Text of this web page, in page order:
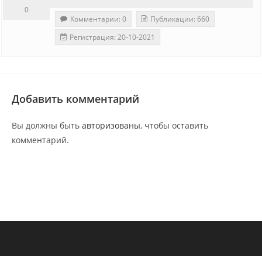
0
Комментарии: 0
Публикации: 660
Регистрация: 20-10-2021
Добавить комментарий
Вы должны быть авторизованы, чтобы оставить
комментарий.